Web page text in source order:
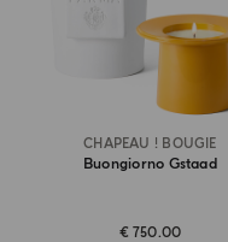
CHAPEAU ! BOUGIE
Buongiorno Gstaad
€ 750.00